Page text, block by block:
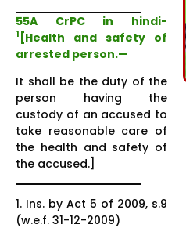
55A CrPC in hindi-
1 [Health and safety of
arrested person.—
It shall be the duty of the
person having the
custody of an accused to
take reasonable care of
the health and safety of
the accused.]
1. Ins. by Act 5 of 2009, s.9
(w.e.f. 31-12-2009)